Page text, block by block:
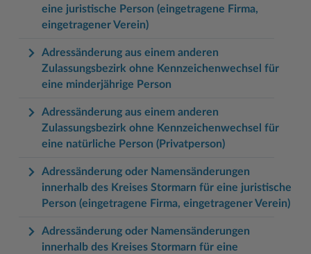
eine juristische Person (eingetragene Firma,
eingetragener Verein)
Adressänderung aus einem anderen
Zulassungsbezirk ohne Kennzeichenwechsel für
eine minderjährige Person
Adressänderung aus einem anderen
Zulassungsbezirk ohne Kennzeichenwechsel für
eine natürliche Person (Privatperson)
Adressänderung oder Namensänderungen
innerhalb des Kreises Stormarn für eine juristische
Person (eingetragene Firma, eingetragener Verein)
Adressänderung oder Namensänderungen
innerhalb des Kreises Stormarn für eine